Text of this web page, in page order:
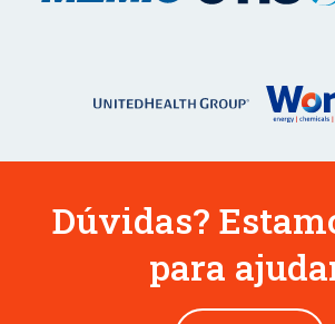
Dúvidas?
para